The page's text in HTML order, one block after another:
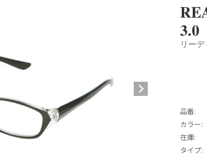
3.0
リー
品番:
カラー:
在庫:
タイプ: